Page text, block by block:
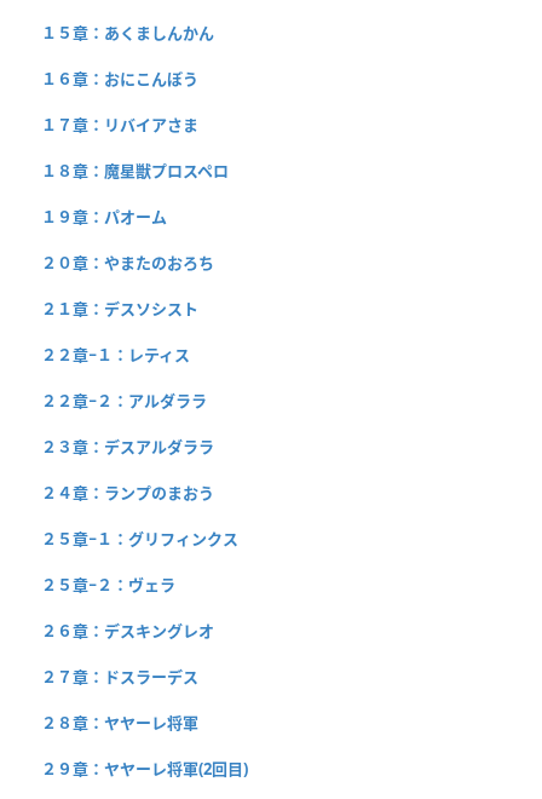
１５章：あくましんかん
１６章：おにこんぼう
１７章：リバイアさま
１８章：魔星獣プロスペロ
１９章：パオーム
２０章：やまたのおろち
２１章：デスソシスト
２２章−１：レティス
２２章−２：アルダララ
２３章：デスアルダララ
２４章：ランプのまおう
２５章−１：グリフィンクス
２５章−２：ヴェラ
２６章：デスキングレオ
２７章：ドスラーデス
２８章：ヤヤーレ将軍
２９章：ヤヤーレ将軍(2回目)